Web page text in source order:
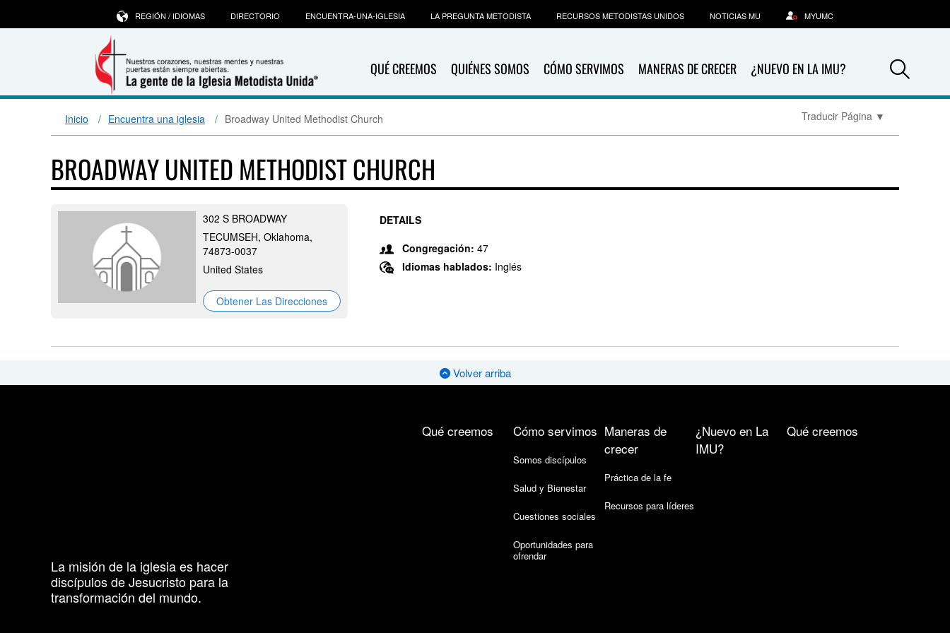
QUÉ CREEMOS QUIÉNES SOMOS CÓMO SERVIMOS MANERAS DE CRECER ¿NUEVO EN LA IMU?
REGIÓN / IDIOMAS DIRECTORIO ENCUENTRA-UNA-IGLESIA LA PREGUNTA METODISTA RECURSOS METODISTAS UNIDOS NOTICIAS MU MYUMC
Inicio Encuentra una iglesia Broadway United Methodist Church Traducir Página ▼
BROADWAY UNITED METHODIST CHURCH
302 S BROADWAY
TECUMSEH, Oklahoma,
74873-0037
United States
Obtener Las Direcciones
DETAILS
Congregación: 47
Idiomas hablados: Inglés
Volver arriba
La misión de la iglesia es hacer
discípulos de Jesucristo para la
transformación del mundo.
Qué creemos Cómo servimos
Somos discípulos
Salud y Bienestar
Cuestiones sociales
Oportunidades para
ofrendar
Maneras de
crecer
Práctica de la fe
Recursos para líderes
¿Nuevo en La
IMU?
Qué creemos